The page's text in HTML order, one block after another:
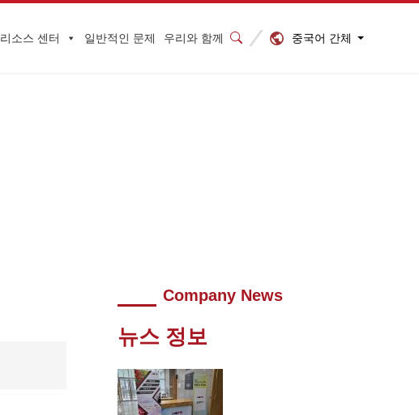
리소스 센터 일반적인 문제 우리와 함께 중국어 간체
Company News
뉴스 정보